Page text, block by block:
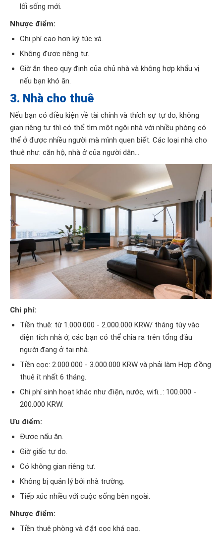
lối sống mới.
Nhược điểm:
Chi phí cao hơn ký túc xá.
Không được riêng tư.
Giờ ăn theo quy định của chủ nhà và không hợp khẩu vị
nếu bạn khó ăn.
3. Nhà cho thuê
Nếu bạn có điều kiện về tài chính và thích sự tự do, không
gian riêng tư thì có thể tìm một ngôi nhà với nhiều phòng có
thể ở được nhiều người mà mình quen biết. Các loại nhà cho
thuê như: căn hộ, nhà ở của người dân…
Chi phí:
Tiền thuê: từ 1.000.000 - 2.000.000 KRW/ tháng tùy vào
diện tích nhà ở, các bạn có thể chia ra trên tổng đầu
người đang ở tại nhà.
Tiền cọc: 2.000.000 - 3.000.000 KRW và phải làm Hợp đồng
thuê ít nhất 6 tháng.
Chi phí sinh hoạt khác như điện, nước, wifi...: 100.000 -
200.000 KRW.
Ưu điểm:
Được nấu ăn.
Giờ giấc tự do.
Có không gian riêng tư.
Không bị quản lý bởi nhà trường.
Tiếp xúc nhiều với cuộc sống bên ngoài.
Nhược điểm:
Tiền thuê phòng và đặt cọc khá cao.